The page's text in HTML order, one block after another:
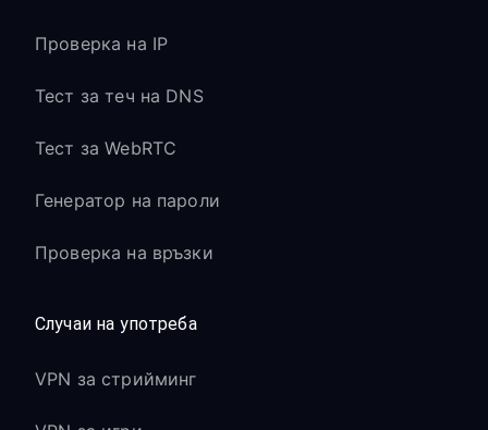
Проверка на IP
Тест за теч на DNS
Тест за WebRTC
Генератор на пароли
Проверка на връзки
Случаи на употреба
VPN за стрийминг